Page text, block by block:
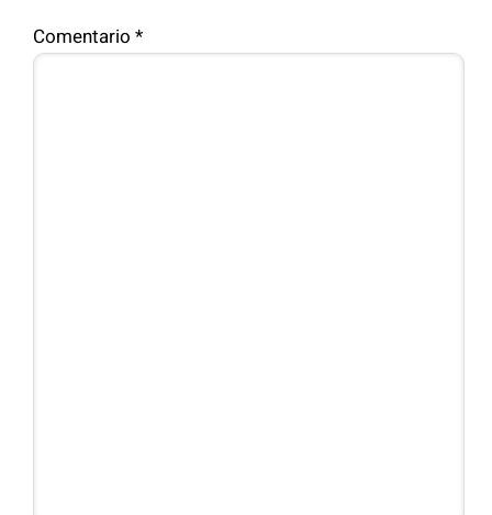
Comentario *